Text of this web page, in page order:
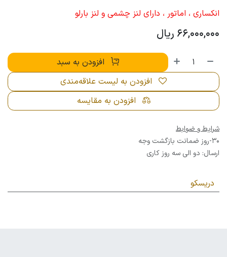
انکساری ، اماتور ، دارای لنز چشمی و لنز بارلو
66,000,000 ریال
افزودن به سبد
افزودن به مقایسه
افزودن به لیست علاقه‌مندی
شرایط و ضوابط
30-روز ضمانت بازگشت وجه
ارسال: دو الی سه روز کاری
دریسکو